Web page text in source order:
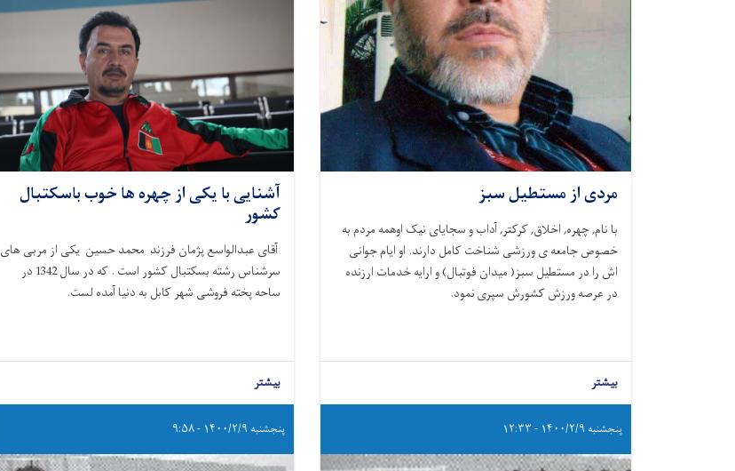
مردی از مستطیل سبز
با نام, چهره, اخلاق, کرکتر, آداب و سجایای نیک اوهمه مردم به
خصوص جامعه ی ورزشی شناخت کامل دارند. او ایام جوانی
اش را در مستطیل سبز( میدان فوتبال) و ارایه خدمات ارزنده
در عرصه ورزش کشورش سپری نمود.
بیشتر
آشنایی با یکی از چهره ها خوب باسکتبال
کشور
آقای عبدالواسع پژمان فرزند محمد حسین یکی از مربی های
سرشناس رشته بسکتبال کشور است . که در سال 1342 در
ساحه پخته فروشی شهر کابل به دنیا آمده لست.
بیشتر
پنجشنبه ۱۴۰۰/۲/۹ - ۱۲:۳۳ پنجشنبه ۱۴۰۰/۲/۹ - ۹:۵۸